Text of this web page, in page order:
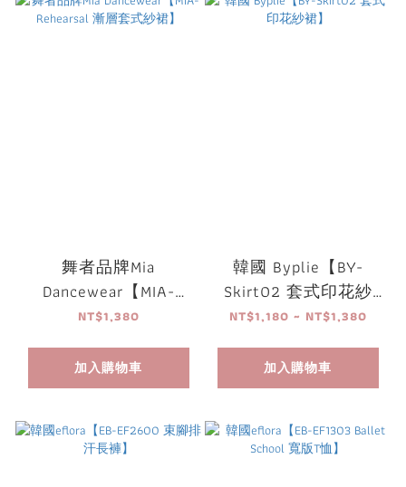
舞者品牌Mia
Dancewear【MIA-
Rehearsal 漸層套式紗
NT$1,380
加入購物車
韓國 Byplie【BY-
Skirt02 套式印花紗
裙】
NT$1,180 ~ NT$1,380
加入購物車